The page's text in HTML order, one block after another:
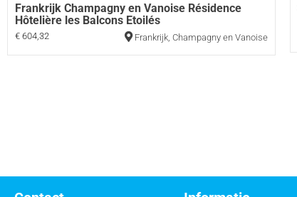
Frankrijk Champagny en Vanoise Résidence
Hôtelière les Balcons Etoilés
€ 604,32 Frankrijk, Champagny en Vanoise